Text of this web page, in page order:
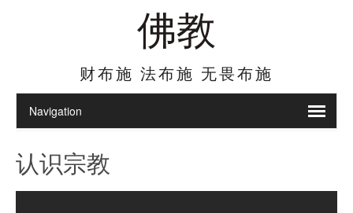
佛教
财布施 法布施 无畏布施
认识宗教